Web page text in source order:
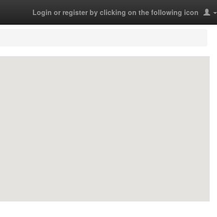
Login or register by clicking on the following icon